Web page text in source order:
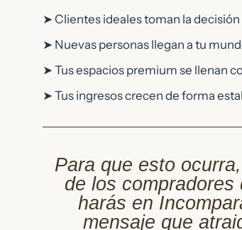
➤ Clientes ideales toman la
➤ Nuevas personas llegan a tu
➤ Tus espacios premium se llenan
➤ Tus ingresos crecen de forma
Para que esto
de los
harás en
mensaje que